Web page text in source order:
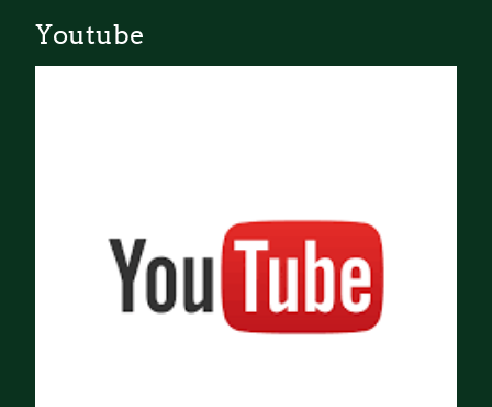
Youtube